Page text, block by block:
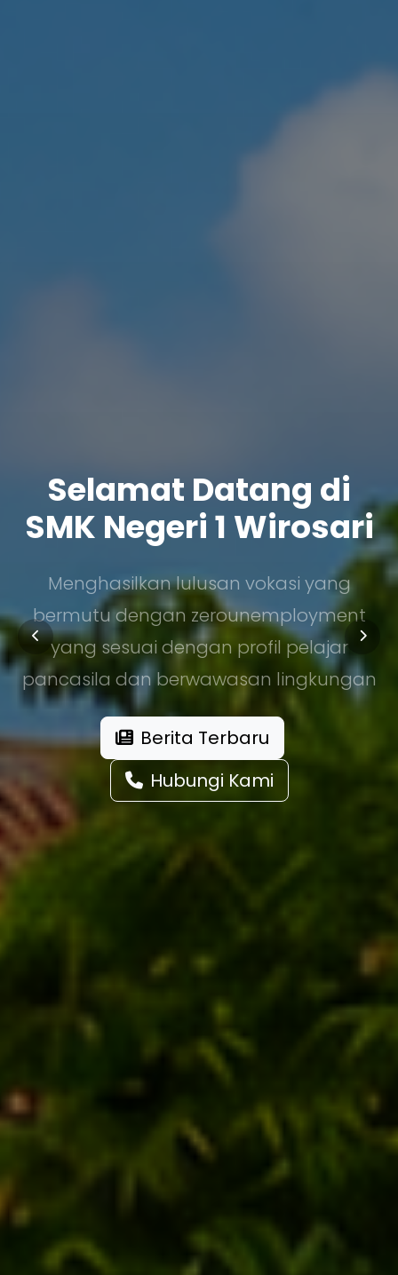
Selamat Datang di
SMK Negeri 1 Wirosari
Menghasilkan lulusan vokasi yang
bermutu dengan zerounemployment
yang sesuai dengan profil pelajar
pancasila dan berwawasan lingkungan
Berita Terbaru
Hubungi Kami